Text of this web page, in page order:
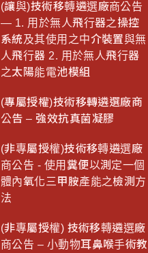
(讓與)技術移轉遴選廠商公告
— 1. 用於無人飛行器之操控
系統及其使用之中介裝置與無
人飛行器 2. 用於無人飛行器
之太陽能電池模組
(專屬授權)技術移轉遴選廠商
公告 – 強效抗真菌凝膠
(非專屬授權)技術移轉遴選廠
商公告 - 使用糞便以測定一個
體內氧化三甲胺產能之檢測方
法
(非專屬授權) 技術移轉遴選廠
商公告 – 小動物耳鼻喉手術教